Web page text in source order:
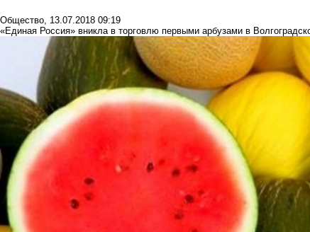
Общество, 13.07.2018 09:19
«Единая Россия» вникла в торговлю первыми арбузами в